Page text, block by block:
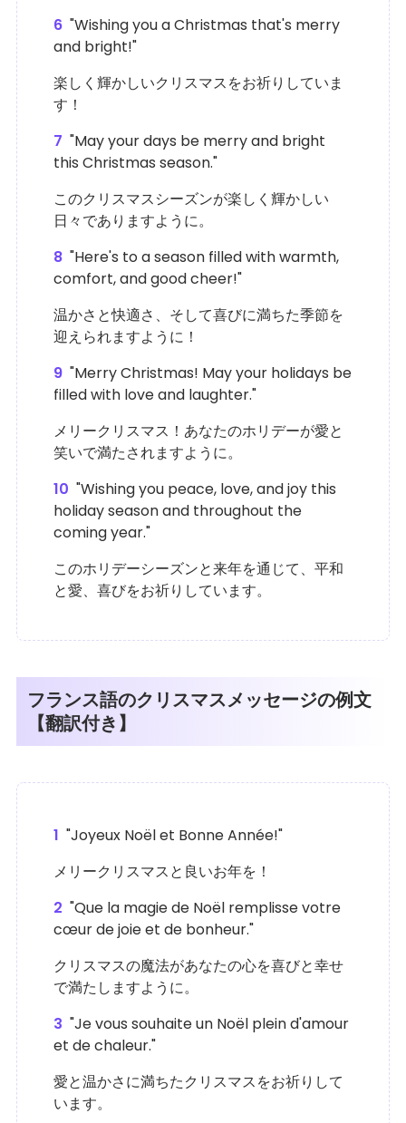
6 "Wishing you a Christmas that's merry
and bright!"
楽しく輝かしいクリスマスをお祈りしていま
す！
7 "May your days be merry and bright
this Christmas season."
このクリスマスシーズンが楽しく輝かしい
日々でありますように。
8 "Here's to a season filled with warmth,
comfort, and good cheer!"
温かさと快適さ、そして喜びに満ちた季節を
迎えられますように！
9 "Merry Christmas! May your holidays be
filled with love and laughter."
メリークリスマス！あなたのホリデーが愛と
笑いで満たされますように。
10 "Wishing you peace, love, and joy this
holiday season and throughout the
coming year."
このホリデーシーズンと来年を通じて、平和
と愛、喜びをお祈りしています。
フランス語のクリスマスメッセージの例文
【翻訳付き】
1 "Joyeux Noël et Bonne Année!"
メリークリスマスと良いお年を！
2 "Que la magie de Noël remplisse votre
cœur de joie et de bonheur."
クリスマスの魔法があなたの心を喜びと幸せ
で満たしますように。
3 "Je vous souhaite un Noël plein d'amour
et de chaleur."
愛と温かさに満ちたクリスマスをお祈りして
います。